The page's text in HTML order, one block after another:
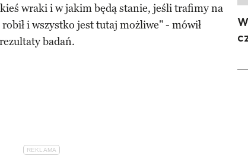
wraki i w jakim będą stanie, jeśli trafimy na
i wszystko jest tutaj możliwe" - mówił
badań.